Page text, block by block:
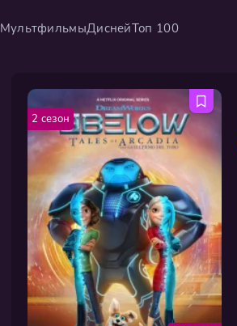
МультфильмыДиснейТоп 100
2 сезон